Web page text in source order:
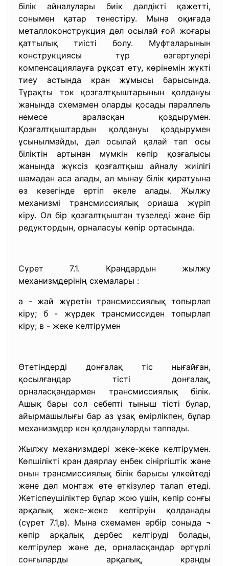
білік айналулары биік дәлдікті қажетті,
сонымен қатар тенестіру. Мына оқиғада
металлоконструкция дәл осылай ғой жоғары
қаттылық тиісті болу. Муфталарынын
конструкциясы түр өзгертулері
компенсациялауға рұқсат ету, көрінемін жүкті
тиеу астында кран жұмысы барысында.
Тұрақты ток қозғалтқыштарынын қолдануы
жанында схемамен оларды қосады параллель
немесе араласқан қоздырумен.
Қозғалтқыштардын қолдануы қоздырумен
ұсынылмайды, дәл осылай қалай тап осы
біліктін артынан мүмкін көпір қозғалысы
жанында жүксіз қозғалтқыш айналу жиілігі
шамадан аса алады, ал мынау білік қиратуына
өз кезегінде ертіп әкеле алады. Жылжу
механизмі трансмиссиялық ориаша жүріп
кіру. Ол бір қозғалтқыштан түзеледі және бір
редуктордын, орналасуы көпір ортасында.
Сүрет 7.1. Крандардын жылжу
механизмдерінің схемалары :
а - жай жүретін трансмиссиялық топырлап
кіру; б - жүрдек трансмиссиден топырлап
кіру; в - жеке келтірумен
Өтетіндерді донғалақ тіс нығайған,
қосылғандар тісті донғалақ,
орналасқандармен трансмиссиялық білік.
Ашық бары сол себепті тыныш тісті булар,
айырмашылығы бар аз ұзақ өмірлікпен, бұлар
механизмдер кен қолдануларды таппады.
Жылжу механизмдері жеке-жеке келтірумен.
Көпшілікті кран даярлау енбек сініргіштік және
онын трансмиссиялық білік барысы үлкейтеді
және дәл монтаж өте өткізулер талап етеді.
Жетіспеушіліктер бұлар жою үшін, көпір сонғы
арқалық жеке-жеке келтіруін қолданады
(сүрет 7.1,в). Мына схемамен әрбір соныда ¬
көпір арқалық дербес келтіруді болады,
келтірулер және де, орналасқандар әртүрлі
сонғыларды арқалық, кранды